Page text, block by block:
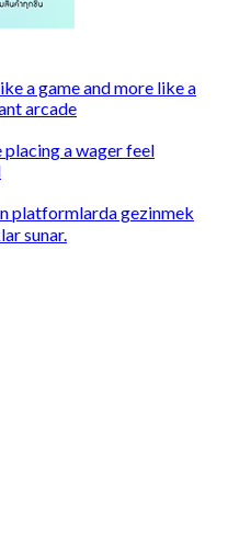
a game and more like a
arcade
a wager feel
platformlarda gezinmek
sunar.